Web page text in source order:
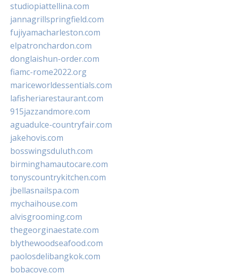
studiopiattellina.com
jannagrillspringfield.com
fujiyamacharleston.com
elpatronchardon.com
donglaishun-order.com
fiamc-rome2022.org
mariceworldessentials.com
lafisheriarestaurant.com
915jazzandmore.com
aguadulce-countryfair.com
jakehovis.com
bosswingsduluth.com
birminghamautocare.com
tonyscountrykitchen.com
jbellasnailspa.com
mychaihouse.com
alvisgrooming.com
thegeorginaestate.com
blythewoodseafood.com
paolosdelibangkok.com
bobacove.com